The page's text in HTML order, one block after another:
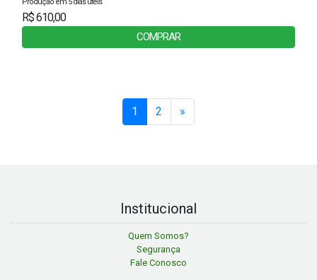
R$ 610,00
COMPRAR
1 2 »
Institucional
Quem Somos?
Segurança
Fale Conosco